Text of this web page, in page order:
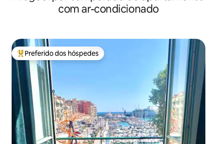
com ar-condicionado
Entre os melhores preferidos dos hóspedes
Preferido dos hóspedes